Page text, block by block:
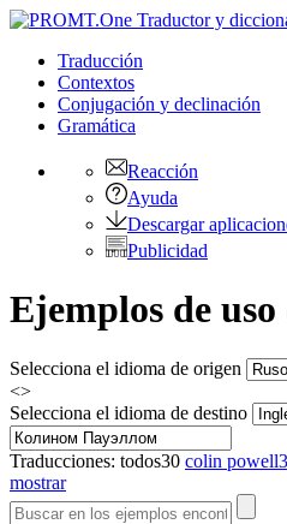
Traducción
Contextos
Conjugación y declinación
Gramática
Reacción
Ayuda
Descargar
Publicidad
Ejemplos de
Selecciona el idioma de origen
<>
Selecciona el idioma de destino
Traducciones: todos30 colin powell
mostrar